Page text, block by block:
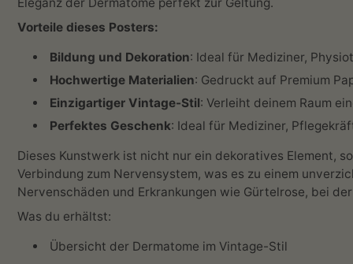
Vorteile dieses Posters:
Bildung und Dekoration: Ideal für Mediziner,
Hochwertige Materialien: Gedruckt auf Premium
Einzigartiger Vintage-Stil: Verleiht deinem Raum
Perfektes Geschenk: Ideal für Mediziner,
Dieses Kunstwerk ist nicht nur ein dekoratives Element,
Verbindung zum Nervensystem, was es zu einem
Nervenschäden und Erkrankungen wie Gürtelrose, bei
Was du erhältst:
Übersicht der Dermatome im Vintage-Stil